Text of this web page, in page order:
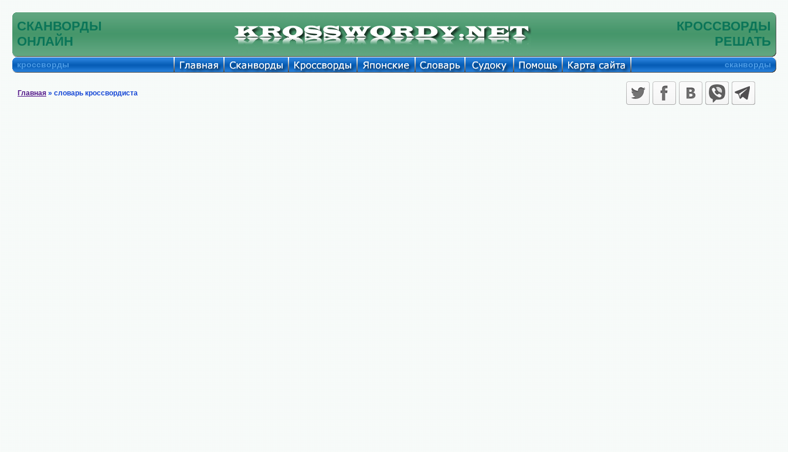
СКАНВОРДЫ
ОНЛАЙН
КРОССВОРДЫ
РЕШАТЬ
кроссворды сканворды
Главная » словарь кроссвордиста